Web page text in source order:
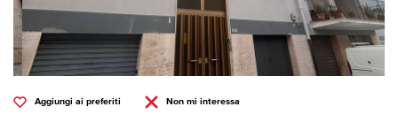
Aggiungi ai preferiti Non mi interessa